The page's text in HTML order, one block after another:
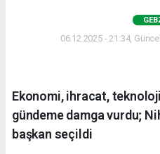
06.12.2025 - 21:34,
Ekonomi, ihracat,
gündeme damga vurdu;
başkan seçildi